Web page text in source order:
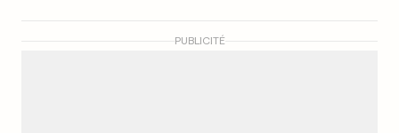
PUBLICITÉ